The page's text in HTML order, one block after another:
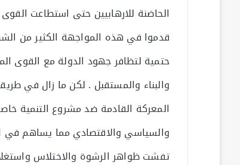
الحاضنة للارهابيين حتى استطاعت
قدموا في هذه المواجهة الكثير من
حتمية لتظافر جهود الدولة مع القوى
والبناء والمستقبل . لكن ما زال في
المعركة القادمة ضد مشروع التنمية
والسياسي والاقتصادي مما يساهم في
تفشت ظواهر الرشوة والاختلاس